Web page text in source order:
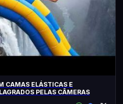
CAMAS ELÁSTICAS E
PELAS CÂMERAS